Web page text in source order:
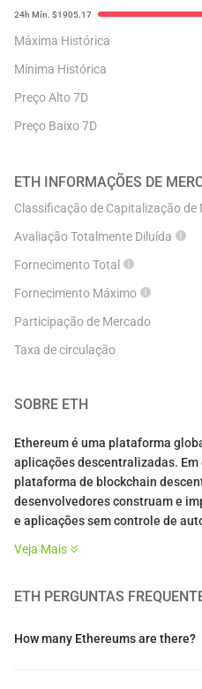
Máxima Histórica
Mínima Histórica
Preço Alto 7D
Preço Baixo 7D
ETH INFORMAÇÕES DE
Classificação de Capitalização de
Avaliação Totalmente Diluída
Fornecimento Total
Fornecimento Máximo
Participação de Mercado
Taxa de circulação
SOBRE ETH
Ethereum é uma plataforma
aplicações descentralizadas. Em
plataforma de blockchain
desenvolvedores construam e
e aplicações sem controle de
Ethereum opera como um
descentralizado.
A plataforma hospeda mais de
Veja Mais
ETH PERGUNTAS
How many Ethereums are there?